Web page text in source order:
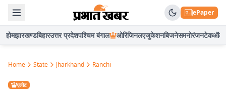
ePaper
होमझारखण्डबिहारउत्तर प्रदेशपश्चिम बंगाल ओरिजिनलएजुकेशनबिजनेसमनोरंजनटेकऑटो
Home State Jharkhand Ranchi
एलीट